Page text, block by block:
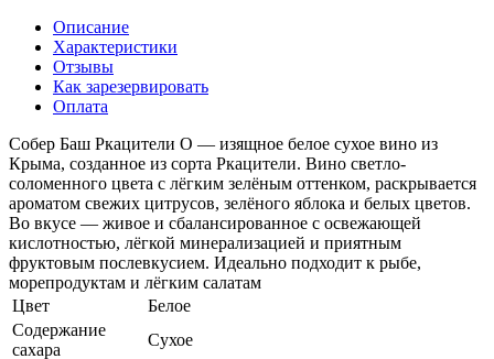
Описание
Характеристики
Отзывы
Как зарезервировать
Оплата
Собер Баш Ркацители О — изящное белое сухое вино из
Крыма, созданное из сорта Ркацители. Вино светло-
соломенного цвета с лёгким зелёным оттенком, раскрывается
ароматом свежих цитрусов, зелёного яблока и белых цветов.
Во вкусе — живое и сбалансированное с освежающей
кислотностью, лёгкой минерализацией и приятным
фруктовым послевкусием. Идеально подходит к рыбе,
морепродуктам и лёгким салатам
Цвет
Белое
Содержание
сахара
Сухое